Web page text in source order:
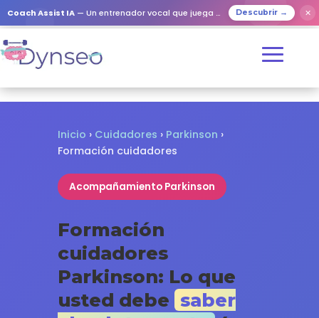
Coach Assist IA — Un entrenador vocal que juega con tus seres queridos Descubrir → ✕
Inicio › Cuidadores › Parkinson ›
Formación cuidadores
Acompañamiento Parkinson
Formación
cuidadores
Parkinson: Lo que
usted debe saber